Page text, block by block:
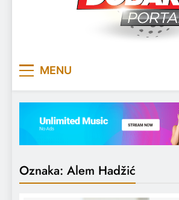
MENU
Oznaka: Alem Hadžić